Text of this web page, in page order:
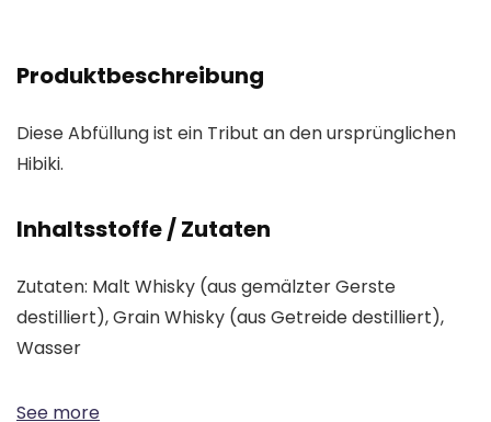
Produktbeschreibung
Diese Abfüllung ist ein Tribut an den ursprünglichen
Hibiki.
Inhaltsstoffe / Zutaten
Zutaten: Malt Whisky (aus gemälzter Gerste
destilliert), Grain Whisky (aus Getreide destilliert),
Wasser
See more